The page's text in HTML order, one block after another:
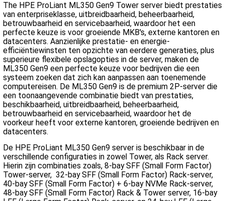
The HPE ProLiant ML350 Gen9 Tower server biedt prestaties
van enterpriseklasse, uitbreidbaarheid, beheerbaarheid,
betrouwbaarheid en servicebaarheid, waardoor het een
perfecte keuze is voor groeiende MKB's, externe kantoren en
datacenters. Aanzienlijke prestatie- en energie-
efficiëntiewinsten ten opzichte van eerdere generaties, plus
superieure flexibele opslagopties in de server, maken de
ML350 Gen9 een perfecte keuze voor bedrijven die een
systeem zoeken dat zich kan aanpassen aan toenemende
computereisen. De ML350 Gen9 is de premium 2P-server die
een toonaangevende combinatie biedt van prestaties,
beschikbaarheid, uitbreidbaarheid, beheerbaarheid,
betrouwbaarheid en servicebaarheid, waardoor het de
voorkeur heeft voor externe kantoren, groeiende bedrijven en
datacenters.
De HPE ProLiant ML350 Gen9 server is beschikbaar in de
verschillende configuraties in zowel Tower, als Rack server.
Hierin zijn combinaties zoals, 8-bay SFF (Small Form Factor)
Tower-server, 32-bay SFF (Small Form Factor) Rack-server,
40-bay SFF (Small Form Factor) + 6-bay NVMe Rack-server,
48-bay SFF (Small Form Factor) Rack & Tower server, 16-bay